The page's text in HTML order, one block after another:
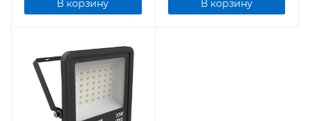
В корзину В корзину